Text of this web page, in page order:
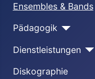
Ensembles & Bands
Pädagogik
Dienstleistungen
Diskographie